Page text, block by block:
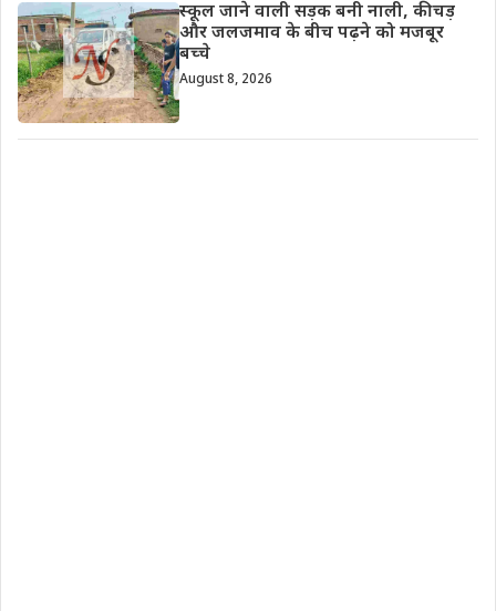
स्कूल जाने वाली सड़क बनी नाली, कीचड़
और जलजमाव के बीच पढ़ने को मजबूर
बच्चे
August 8, 2026